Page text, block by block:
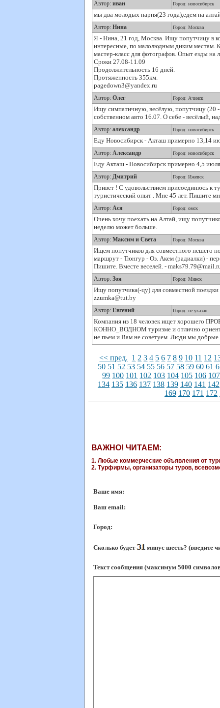
Автор: иван Город: новосибирск
мы два молодых парня(23 года),едем на
Автор: Нина Город: Москва
Я - Нина, 21 год, Москва. Ищу попутчицу в
интересные, по малолюдным диким местам.
мастер-класс для фотографов. Опыт езды на
Сроки 27.08-11.09
Продолжительность 16 дней.
Протяженность 355км.
pagedown3@yandex.ru
Автор: Олег Город: Ачинск
Ищу симпатичную, весёлую, попутчицу (20 -
собственном авто 16.07. О себе - весёлый,
Автор: александр Город: новосибирск
Еду Новосибирск - Акташ примерно 13,14
Автор: Александр Город: новосибирск
Еду Акташ - Новосибирск примерно 4,5
Автор: Дмитрий Город: Ижевск
Привет ! С удовольствием присоединюсь к
туристический опыт . Мне 45 лет. Пишите
Автор: Ася Город: омск
Очень хочу поехать на Алтай, ищу
неделю может больше.
Автор: Максим и Света Город: Москва
Ищем попутчиков для совместного пешего
маршрут - Тюнгур - Оз. Акем (радиалки) -
Пишите. Вместе веселей. -
Автор: Зоя Город: Минск
Ищу попутчика(-цу) для совместной
zzumka@tut.by
Автор: Евгений Город: не указан
Компания из 18 человек ищет хорошего
КОННО_ВОДНОМ туризме и отлично
не пьем и Вам не советуем. Люди мы
<< пред. 1 2 3 4 5 6 7 8 9 10 11 12
50 51 52 53 54 55 56 57 58 59 60 61
99 100 101 102 103 104 105 106 107
134 135 136 137 138 139 140 141 142
169 170 171 172
ВАЖНО! ЧИТАЕМ:
1. Любые коммерческие объявления от
2. Турфирмы, организаторы туров,
Ваше имя:
Ваш еmail:
Город:
Сколько будет минус шесть? (введите
Текст сообщения (максимум 5000